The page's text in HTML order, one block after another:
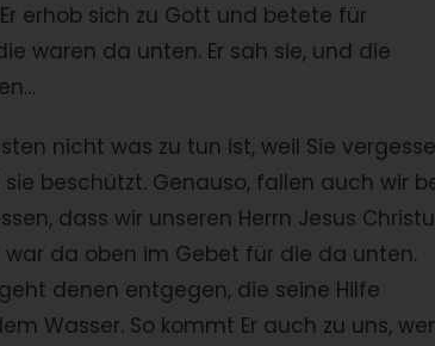
erhob sich zu Gott und betete für
waren da unten. Er sah sie, und die
nicht was zu tun ist, weil Sie
beschützt. Genauso, fallen auch wir
dass wir unseren Herrn Jesus
da oben im Gebet für die da unten.
denen entgegen, die seine Hilfe
Wasser. So kommt Er auch zu uns,